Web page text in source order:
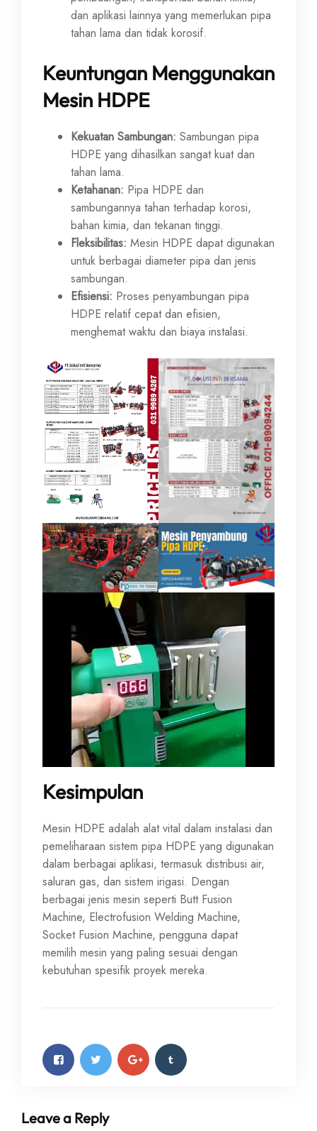
dan aplikasi lainnya yang memerlukan pipa
tahan lama dan tidak korosif.
Keuntungan Menggunakan
Mesin HDPE
Kekuatan Sambungan: Sambungan pipa
HDPE yang dihasilkan sangat kuat dan
tahan lama.
Ketahanan: Pipa HDPE dan
sambungannya tahan terhadap korosi,
bahan kimia, dan tekanan tinggi.
Fleksibilitas: Mesin HDPE dapat digunakan
untuk berbagai diameter pipa dan jenis
sambungan.
Efisiensi: Proses penyambungan pipa
HDPE relatif cepat dan efisien,
menghemat waktu dan biaya instalasi.
Kesimpulan
Mesin HDPE adalah alat vital dalam instalasi dan
pemeliharaan sistem pipa HDPE yang digunakan
dalam berbagai aplikasi, termasuk distribusi air,
saluran gas, dan sistem irigasi. Dengan
berbagai jenis mesin seperti Butt Fusion
Machine, Electrofusion Welding Machine,
Socket Fusion Machine, pengguna dapat
memilih mesin yang paling sesuai dengan
kebutuhan spesifik proyek mereka.
Leave a Reply